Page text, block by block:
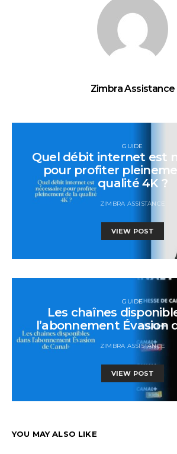
Zimbra Assistance
GUIDE
Quel débit internet est
pour profiter
qualité 4K ?
ZIMBRA ASSISTANCE
VIEW POST
GUIDE
Les chaînes
l’abonnement Évasion
ZIMBRA ASSISTANCE
VIEW POST
YOU MAY ALSO LIKE